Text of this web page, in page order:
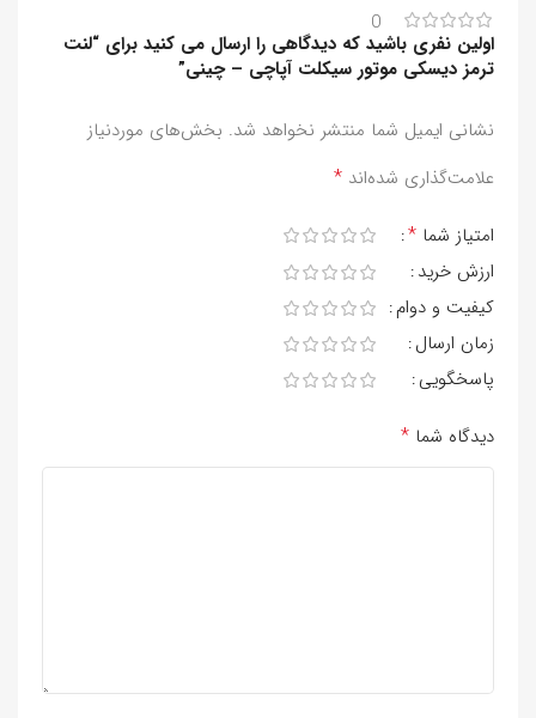
0
اولین نفری باشید که دیدگاهی را ارسال می کنید برای “لنت
ترمز دیسکی موتور سیکلت آپاچی – چینی”
نشانی ایمیل شما منتشر نخواهد شد. بخش‌های موردنیاز
علامت‌گذاری شده‌اند *
امتیاز شما *
ارزش خرید
کیفیت و دوام
زمان ارسال
پاسخگویی
دیدگاه شما *